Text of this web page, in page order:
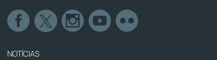
NOTÍCIAS